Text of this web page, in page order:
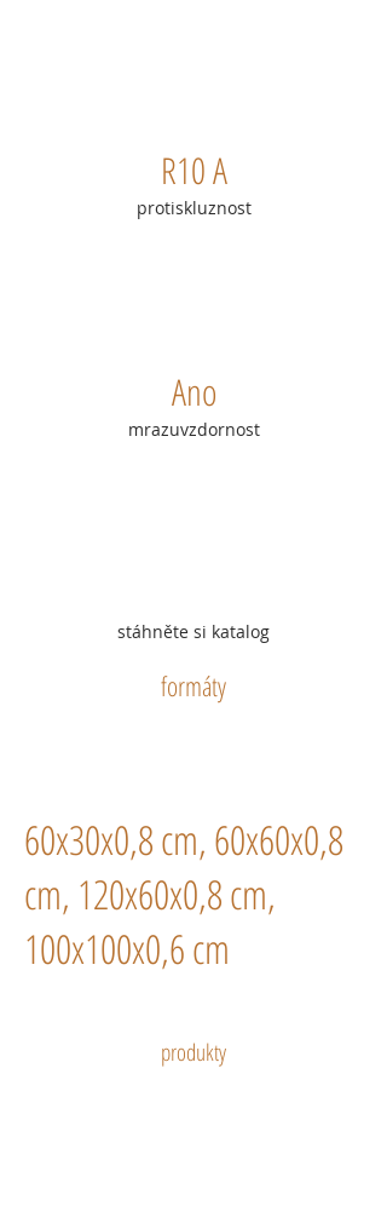
R10 A
protiskluznost
Ano
mrazuvzdornost
stáhněte si katalog
produkty
formáty
60x30x0,8 cm, 60x60x0,8
cm, 120x60x0,8 cm,
100x100x0,6 cm